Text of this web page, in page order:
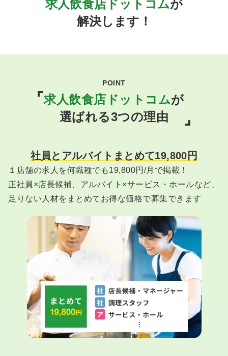
求人飲食店ドットコムが
解決します！
POINT
求人飲食店ドットコムが
選ばれる3つの理由
社員とアルバイトまとめて19,800円
１店舗の求人を何職種でも19,800円/月で掲載！
正社員×店長候補、アルバイト×サービス・ホールなど、
足りない人材をまとめてお得な価格で募集できます